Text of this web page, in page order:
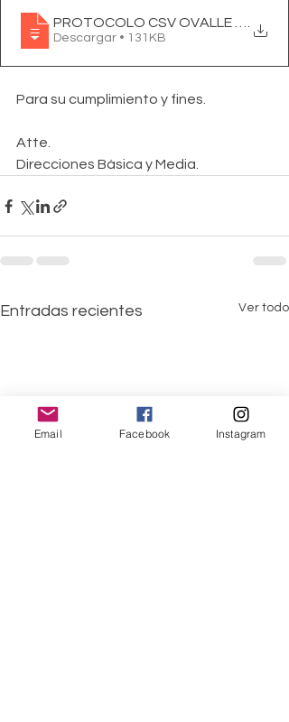
PROTOCOLO CSV OVALLE 2020
Descargar • 131KB
Para su cumplimiento y fines.
Atte.
Direcciones Básica y Media.
Entradas recientes Ver todo
Email Facebook Instagram